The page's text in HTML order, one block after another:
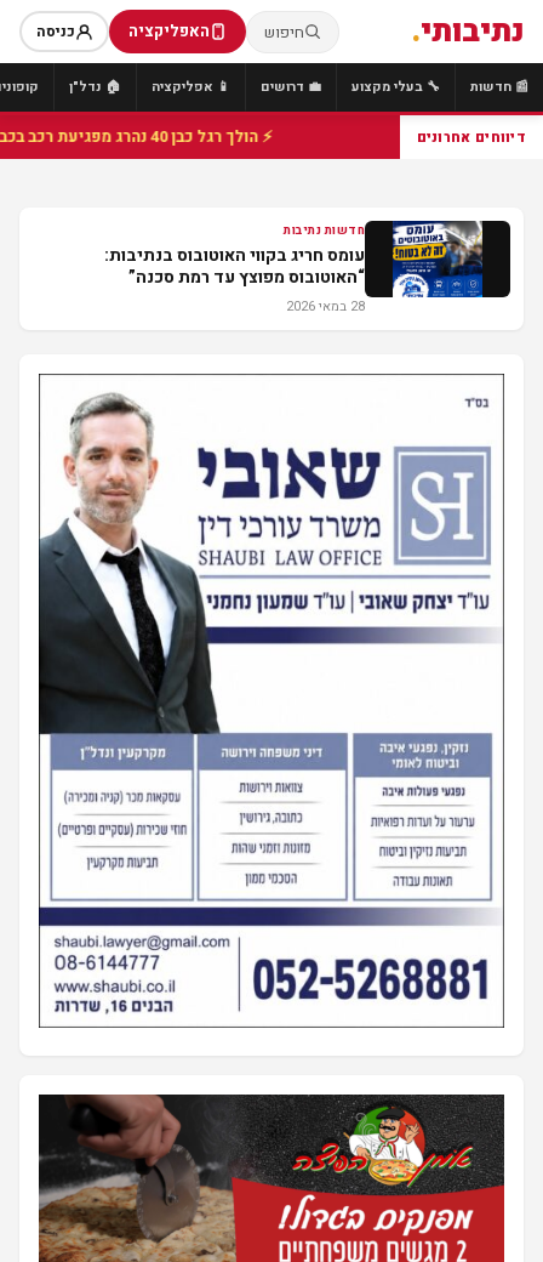
נתיבותי. חיפוש האפליקציה כניסה
📰 חדשות 🔧 בעלי מקצוע 💼 דרושים 📱 אפליקציה 🏠 נדל"ן
דיווחים אחרונים ⚡ הולך רגל כבן 40 נהרג מפגיעת רכב בכביש 25 סמוך לצומת הנשיא, מתנדבי זק"א פועלו בזירה
חדשות נתיבות
עומס חריג בקווי האוטובוס בנתיבות:
“האוטובוס מפוצץ עד רמת סכנה”
28 במאי 2026